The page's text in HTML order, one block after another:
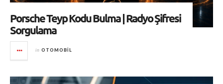
Porsche Teyp Kodu Bulma | Radyo Şifresi
Sorgulama
in OTOMOBIL